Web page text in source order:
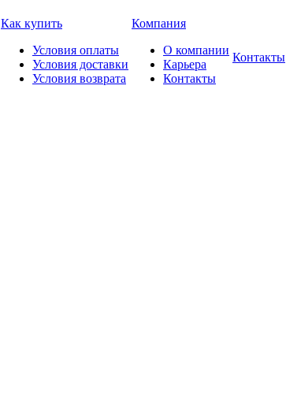
Как купить
Условия оплаты
Условия доставки
Условия возврата
Компания
О компании
Карьера
Контакты
Контакты